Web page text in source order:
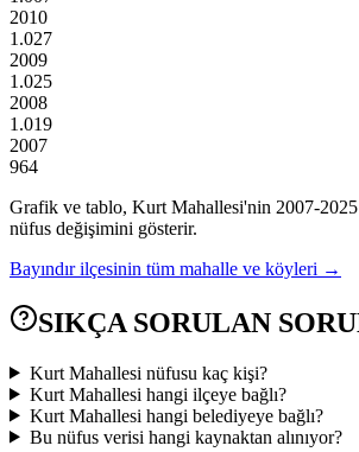
2010
1.027
2009
1.025
2008
1.019
2007
964
Grafik ve tablo, Kurt Mahallesi'nin 2007-2025
nüfus değişimini gösterir.
Bayındır ilçesinin tüm mahalle ve köyleri →
SIKÇA SORULAN
Kurt Mahallesi nüfusu kaç kişi?
Kurt Mahallesi hangi ilçeye bağlı?
Kurt Mahallesi hangi belediyeye bağlı?
Bu nüfus verisi hangi kaynaktan alınıyor?